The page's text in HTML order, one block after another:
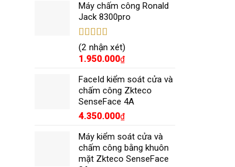
Máy chấm công Ronald
Jack 8300pro
Được xếp
hạng5.005
sao
(2 nhận xét)
1.950.000₫
FaceId kiểm soát cửa và
chấm công Zkteco
SenseFace 4A
4.350.000₫
Máy kiểm soát cửa và
chấm công bằng khuôn
mặt Zkteco SenseFace